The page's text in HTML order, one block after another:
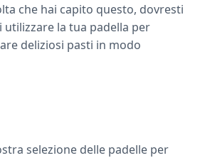
che hai capito questo, dovresti
utilizzare la tua padella per
deliziosi pasti in modo
selezione delle padelle per